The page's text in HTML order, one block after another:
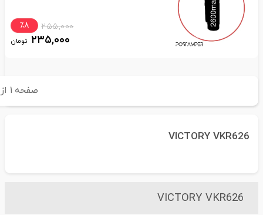
۲۵۵,۰۰۰ ٪۸
۲۳۵,۰۰۰ تومان
صفحه ۱ از ۱
VICTORY VKR626
VICTORY VKR626